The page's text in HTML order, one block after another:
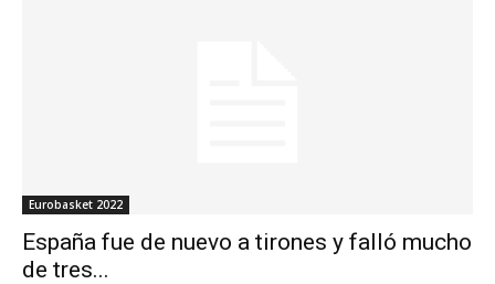
Eurobasket 2022
España fue de nuevo a tirones y falló mucho
de tres...